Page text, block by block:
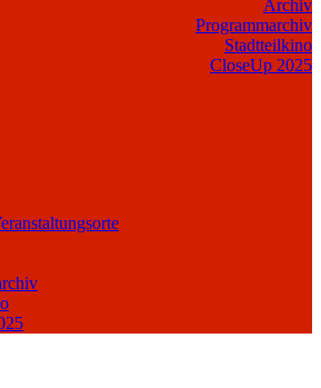
Archiv
Programmarchiv
Stadtteilkino
CloseUp 2025